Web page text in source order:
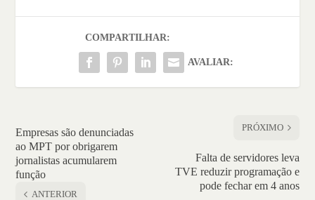
COMPARTILHAR:
AVALIAR:
Empresas são denunciadas
ao MPT por obrigarem
jornalistas acumularem
função
ANTERIOR
PRÓXIMO
Falta de servidores leva
TVE reduzir programação e
pode fechar em 4 anos